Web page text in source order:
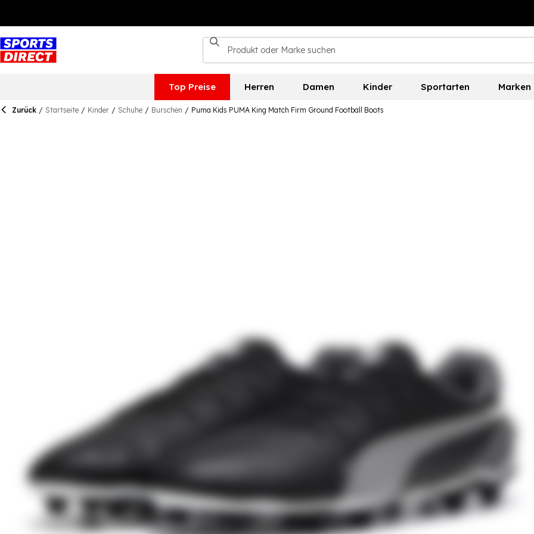
Top Preise Herren Damen Kinder Sportarten Marken
Zurück / Startseite / Kinder / Schuhe / Burschen / Puma Kids PUMA King Match Firm Ground Football Boots